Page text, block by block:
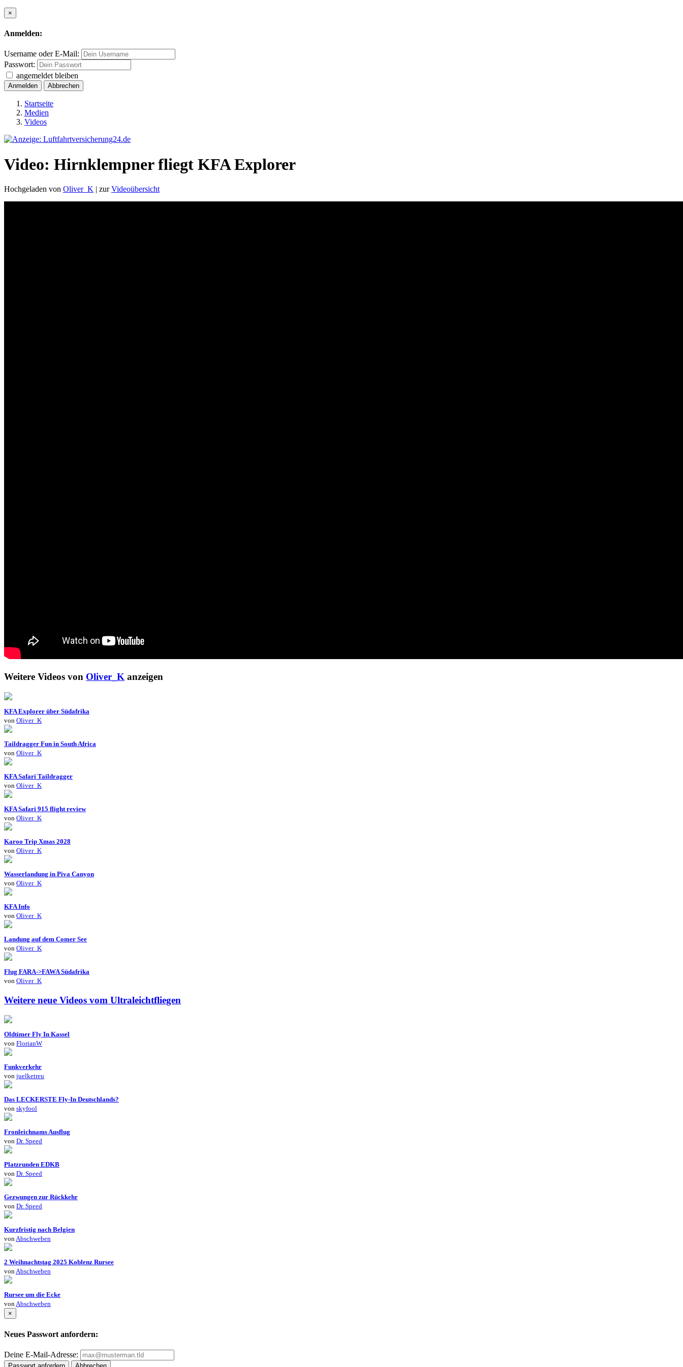
×
Anmelden:
Username oder E-Mail:
Passwort:
angemeldet bleiben
Anmelden Abbrechen
Startseite
Medien
Videos
Video: Hirnklempner fliegt KFA Explorer
Hochgeladen von Oliver_K | zurVideoübersicht
Weitere Videos von Oliver_K anzeigen
KFA Explorer über Südafrika
von Oliver_K
Taildragger Fun in South Africa
von Oliver_K
KFA Safari Taildragger
von Oliver_K
KFA Safari 915 flight review
von Oliver_K
Karoo Trip Xmas 2028
von Oliver_K
Wasserlandung in Piva Canyon
von Oliver_K
KFA Info
von Oliver_K
Landung auf dem Comer See
von Oliver_K
Flug FARA->FAWA Südafrika
von Oliver_K
Weitere neue Videos vom Ultraleichtfliegen
Oldtimer Fly In Kassel
von FlorianW
Funkverkehr
von juelketreu
Das LECKERSTE Fly-In Deutschlands?
von skyfool
Fronleichnams Ausflug
von Dr. Speed
Platzrunden EDKB
von Dr. Speed
Gezwungen zur Rückkehr
von Dr. Speed
Kurzfristig nach Belgien
vonAbschweben
2 Weihnachtstag 2025 Koblenz Rursee
vonAbschweben
Rursee um die Ecke
vonAbschweben
×
Neues Passwort anfordern:
Deine E-Mail-Adresse: